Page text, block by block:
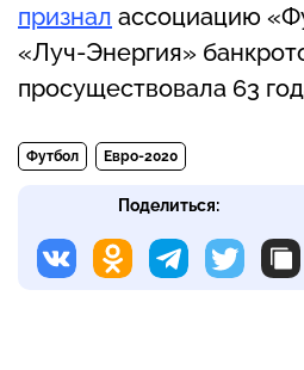
признал ассоциацию
«Луч-Энергия»
просуществовала 63
Футбол Евро-2020
Поделиться: